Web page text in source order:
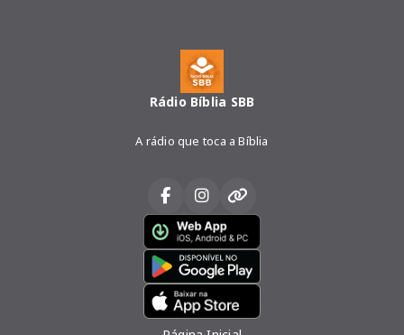
Rádio Bíblia SBB
A rádio que toca a Bíblia